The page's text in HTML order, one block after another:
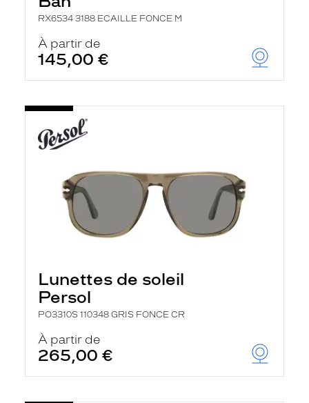
RX6534 3188 ECAILLE FONCE M
À partir de
145,00 €
Lunettes de soleil
Persol
PO3310S 110348 GRIS FONCE CR
À partir de
265,00 €